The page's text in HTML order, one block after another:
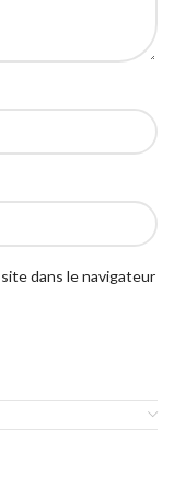
dans le navigateur